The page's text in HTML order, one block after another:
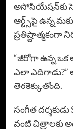
అసోసియేషన్‌కు
ఆర్ట్స్‌పై ఉన్న
ప్రతిష్టాత్మకంగా
“జీరోగా ఉన్న ఒక
ఎలా
తెరకెక్కుతోంది.
సంగీత దర్శకుడు
వంటి చిత్రాలకు